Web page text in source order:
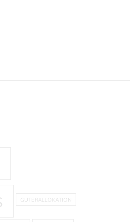
GÜTERALLOKATION